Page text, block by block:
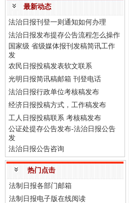
最新动态
法治日报刊登一则通知如何办理
法治日报发布提存公告流程怎么操作
国家级 省级媒体报刊发稿简讯工作
发
农民日报投稿发表软文联系
光明日报简讯稿邮箱 刊登电话
法治日报行政单位考核稿发布
经济日报投稿方式，工作稿发布
工人日报投稿联系 考核稿发布
公证处提存公告发布-法治日报公告
发
法治日报公告咨询
热门点击
法制日报各部门邮箱
法制日报电子版在线阅读